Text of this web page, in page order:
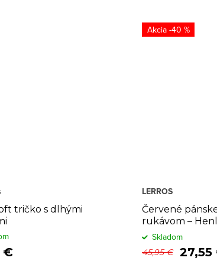
tričko s dlhými
€
-40 %
Červené
rukávom –
LERROS
45,95 € 27,55
Skladom